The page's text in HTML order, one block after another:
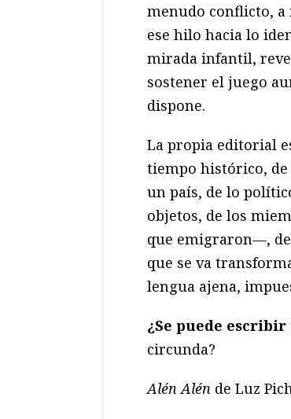
menudo conflicto, a
ese hilo hacia lo
mirada infantil,
sostener el juego
dispone.
La propia editorial
tiempo histórico, de
un país, de lo
objetos, de los
que emigraron—,
que se va
lengua ajena,
¿Se puede
circunda?
Alén Alén de Luz